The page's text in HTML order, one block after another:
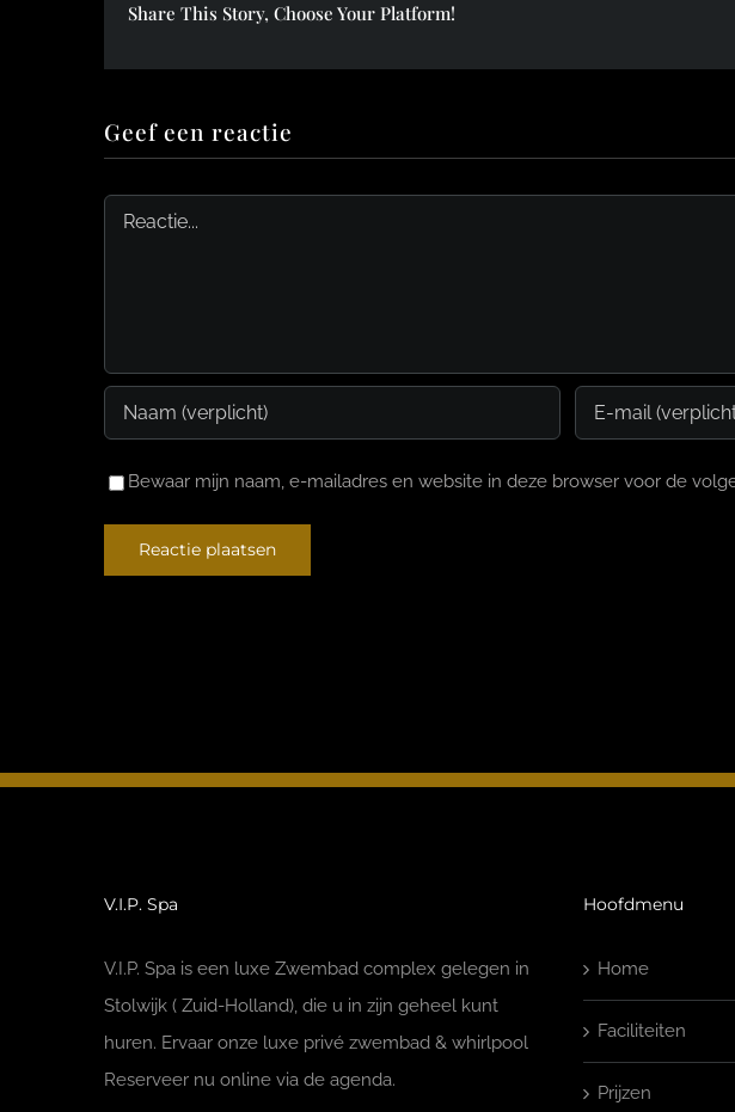
Share This Story, Choose Your Platform!
Geef een reactie
Reactie
Bewaar mijn naam, e-mailadres en website in deze browser voor de
V.I.P. Spa
V.I.P. Spa is een luxe Zwembad complex gelegen in
Stolwijk ( Zuid-Holland), die u in zijn geheel kunt
huren. Ervaar onze luxe privé zwembad & whirlpool
Reserveer nu online via de agenda.
Hoofdmenu
Home
Faciliteiten
Prijzen